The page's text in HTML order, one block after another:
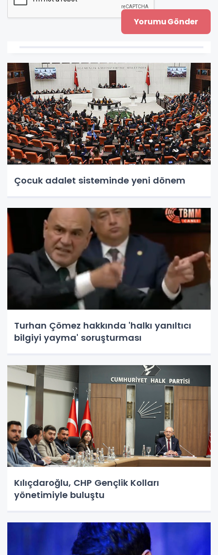
Çocuk adalet sisteminde yeni dönem
Turhan Çömez hakkında 'halkı yanıltıcı
bilgiyi yayma' soruşturması
Kılıçdaroğlu, CHP Gençlik Kolları
yönetimiyle buluştu